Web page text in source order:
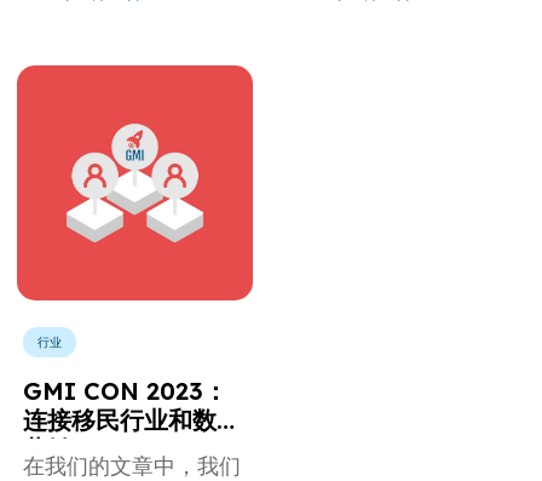
行业
GMI CON 2023：
连接移民行业和数字
营销
在我们的文章中，我们